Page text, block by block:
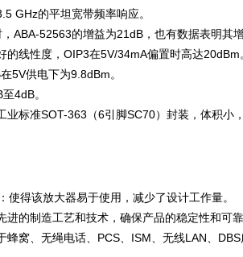
GHz的平坦宽带频率响应。
ABA-52563的增益为21dB，也有数据表明其
的线性度，OIP3在5V/34mA偏置时高达20dBm
5V供电下为9.8dBm。
4dB。
业标准SOT-363（6引脚SC70）封装，体积小
使得该放大器易于使用，减少了设计工作量。
进的制造工艺和技术，确保产品的稳定性和可
蜂窝、无绳电话、PCS、ISM、无线LAN、